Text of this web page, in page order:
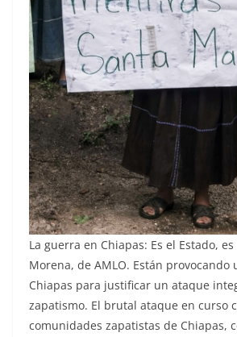
La guerra en Chiapas: Es el Estado,
Morena, de AMLO. Están provocando
Chiapas para justificar un ataque
zapatismo. El brutal ataque en curso
comunidades zapatistas de Chiapas,